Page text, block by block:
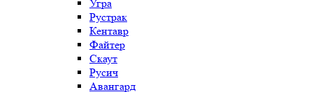
Угра
Рустрак
Кентавр
Файтер
Скаут
Русич
Авангард